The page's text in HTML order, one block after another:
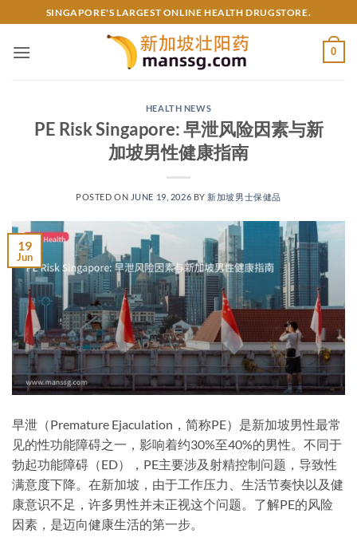
to
content
SINGAPORE'S LARGEST ONLINE HEALTH DRUGSTORE.
0
HEALTH NEWS
PE Risk Singapore: 早泄风险因素与新
加坡男性健康指南
POSTED ON JUNE 19, 2026 BY 新加坡男士保健品
19
Jun
早泄（Premature Ejaculation，简称PE）是新加坡男性最常
见的性功能障碍之一，影响着约30%至40%的男性。不同于
勃起功能障碍（ED），PE主要涉及射精控制问题，导致性
满意度下降。在新加坡，由于工作压力、生活节奏快以及健
康意识不足，许多男性并未正视这个问题。了解PE的风险
因素，是迈向健康生活的第一步。